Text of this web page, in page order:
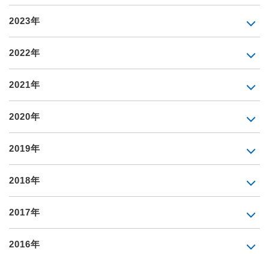
2023年
2022年
2021年
2020年
2019年
2018年
2017年
2016年